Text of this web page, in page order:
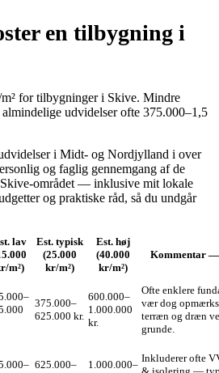
en tilbygning i
for tilbygninger i Skive. Mindre
udvidelser ofte 375.000–1,5
i Midt- og Nordjylland i over
og faglig gennemgang af de
— inklusive mit lokale
og praktiske råd, så du undgår
lav
m²)
Est. typisk
(25.000
kr/m²)
Est. høj
(40.000
kr/m²)
Kommentar —
375.000–
625.000 kr.
600.000–
1.000.000
kr.
Ofte enklere
vær dog
terræn og dræn
grunde.
625.000–
1.000.000–
Inkluderer ofte